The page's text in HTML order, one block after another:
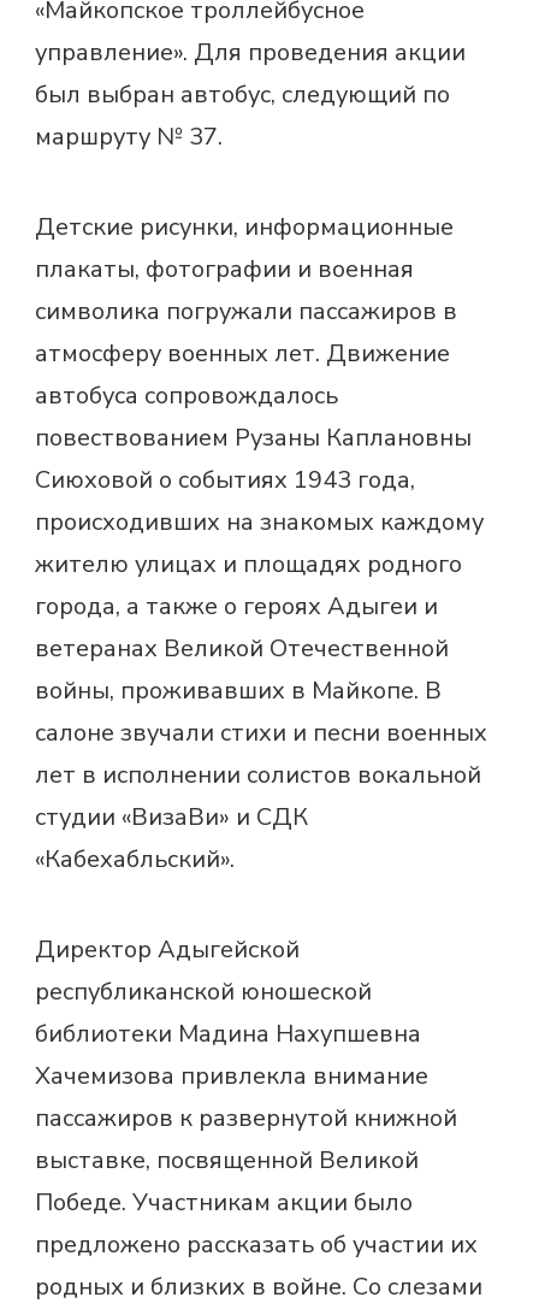
«Майкопское троллейбусное
управление». Для проведения акции
был выбран автобус, следующий по
маршруту № 37.
Детские рисунки, информационные
плакаты, фотографии и военная
символика погружали пассажиров в
атмосферу военных лет. Движение
автобуса сопровождалось
повествованием Рузаны Каплановны
Сиюховой о событиях 1943 года,
происходивших на знакомых каждому
жителю улицах и площадях родного
города, а также о героях Адыгеи и
ветеранах Великой Отечественной
войны, проживавших в Майкопе. В
салоне звучали стихи и песни военных
лет в исполнении солистов вокальной
студии «ВизаВи» и СДК
«Кабехабльский».
Директор Адыгейской
республиканской юношеской
библиотеки Мадина Нахупшевна
Хачемизова привлекла внимание
пассажиров к развернутой книжной
выставке, посвященной Великой
Победе. Участникам акции было
предложено рассказать об участии их
родных и близких в войне. Со слезами